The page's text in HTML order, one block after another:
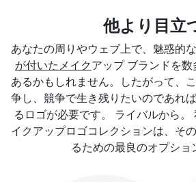
他より目立
あなたの周りやウェブ上で、魅惑的
が付いたメイク アップ ブランドを
あるかもしれません。したがって、
争し、競争で生き残りたいのであれ
るロゴが必要です。 ライバルから。
イクアップロゴコレクションは、そ
るための最良のオプショ